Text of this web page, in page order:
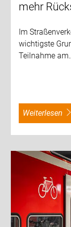
mehr
Im
wichtigste
Teilnahme
weiterlesen